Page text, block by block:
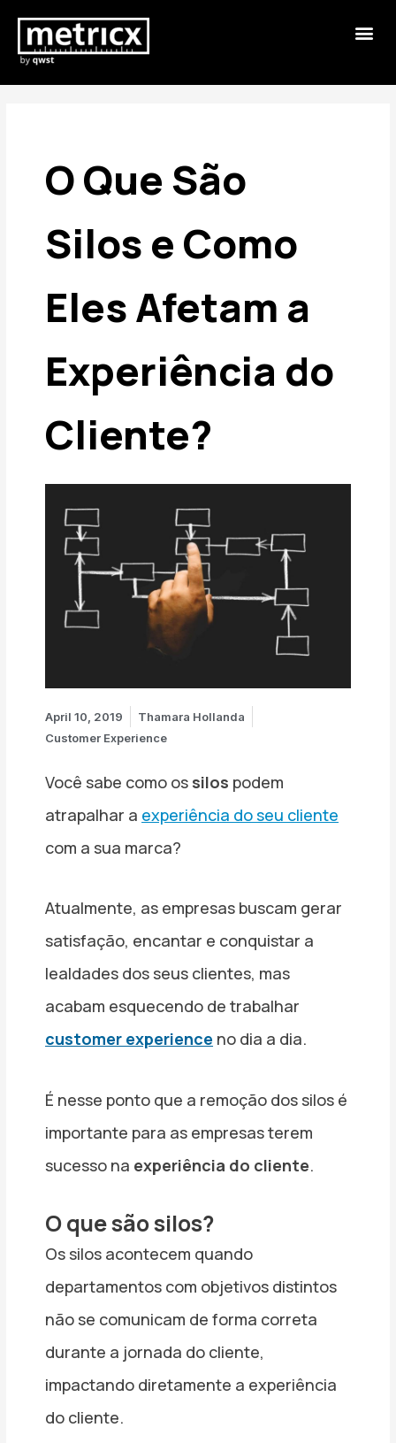
O Que São
Silos e Como
Eles Afetam a
Experiência do
Cliente?
April 10, 2019
Thamara Hollanda
Customer Experience
Você sabe como os silos podem
atrapalhar a experiência do seu cliente
com a sua marca?
Atualmente, as empresas buscam gerar
satisfação, encantar e conquistar a
lealdades dos seus clientes, mas
acabam esquecendo de trabalhar
customer experience no dia a dia.
É nesse ponto que a remoção dos silos é
importante para as empresas terem
sucesso na experiência do cliente.
O que são silos?
Os silos acontecem quando
departamentos com objetivos distintos
não se comunicam de forma correta
durante a jornada do cliente,
impactando diretamente a experiência
do cliente.